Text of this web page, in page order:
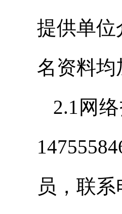
提供单位
名资料
2.1网
员，联系